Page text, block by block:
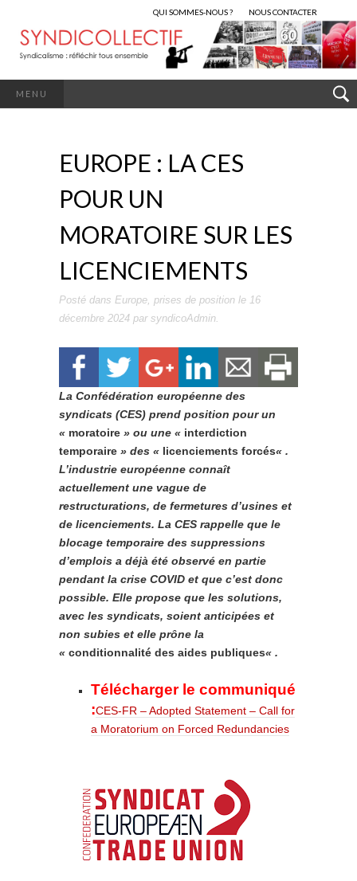
QUI SOMMES-NOUS ? NOUS CONTACTER
MENU
EUROPE : LA CES
POUR UN
MORATOIRE SUR LES
LICENCIEMENTS
Posté dans Europe, prises de position le 16
décembre 2024 par syndicoAdmin.
La Confédération européenne des
syndicats (CES) prend position pour un
« moratoire » ou une « interdiction
temporaire » des « licenciements forcés« .
L’industrie européenne connaît
actuellement une vague de
restructurations, de fermetures d’usines et
de licenciements. La CES rappelle que le
blocage temporaire des suppressions
d’emplois a déjà été observé en partie
pendant la crise COVID et que c’est donc
possible. Elle propose que les solutions,
avec les syndicats, soient anticipées et
non subies et elle prône la
« conditionnalité des aides publiques« .
Télécharger le communiqué
:CES-FR – Adopted Statement – Call for
a Moratorium on Forced Redundancies